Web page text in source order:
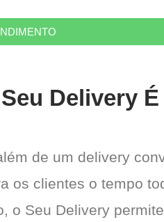
Delivery
de um delivery
os clientes o tempo
o Seu Delivery